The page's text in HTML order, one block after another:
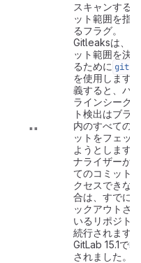
""
スキャンする
ット範囲を指
るフラグ。
Gitleaksは、
ット範囲を決
るために git
を使用します
義すると、パ
ラインシーク
ト検出はブラ
内のすべての
ットをフェッ
ようとします
ナライザーが
てのコミット
クセスできな
合は、すでに
ックアウトさ
いるリポジト
続行されます。
GitLab 15.1で導
されました。